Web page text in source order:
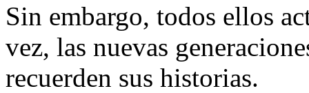
Sin embargo, todos ellos
vez, las nuevas
recuerden sus historias.